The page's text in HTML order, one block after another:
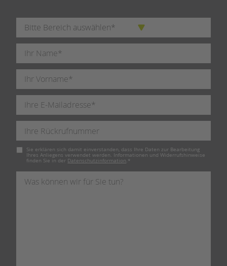
Pflichtfeld
Sie erklären sich damit einverstanden, dass Ihre Daten zur Bearbeitung
Ihres Anliegens verwendet werden. Informationen und Widerrufshinweise
finden Sie in der Datenschutzinformation. *